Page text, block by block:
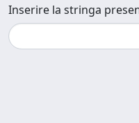
Inserire la stringa